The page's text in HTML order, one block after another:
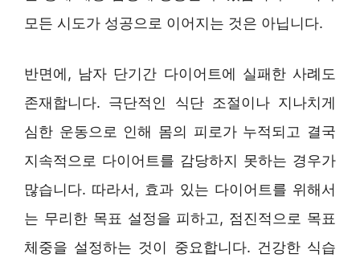
모든 시도가 성공으로 이어지는 것은 아닙니다.
반면에, 남자 단기간 다이어트에 실패한 사례도
존재합니다. 극단적인 식단 조절이나 지나치게
심한 운동으로 인해 몸의 피로가 누적되고 결국
지속적으로 다이어트를 감당하지 못하는 경우가
많습니다. 따라서, 효과 있는 다이어트를 위해서
는 무리한 목표 설정을 피하고, 점진적으로 목표
체중을 설정하는 것이 중요합니다. 건강한 식습